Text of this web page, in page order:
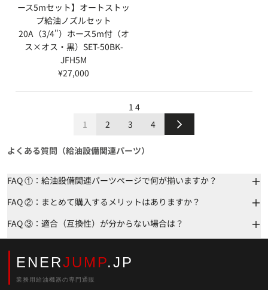
ース5mセット】オートストッ
プ給油ノズルセット
20A（3/4"）ホース5m付（オ
ス×オス・黒）SET-50BK-
JFH5M
¥27,000
1 4
1
2 3 4
よくある質問（給油設備関連パーツ）
FAQ ①：給油設備関連パーツページで何が揃いますか？
FAQ ②：まとめて購入するメリットはありますか？
FAQ ③：適合（互換性）が分からない場合は？
ENERJUMP.JP
業務用給油機器の専門通販